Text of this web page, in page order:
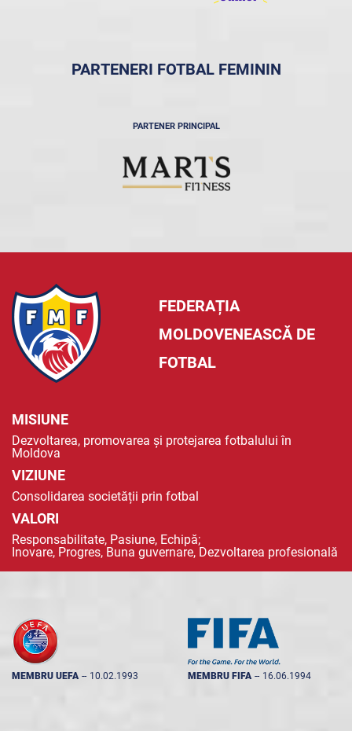
PARTENERI FOTBAL FEMININ
PARTENER PRINCIPAL
FEDERAȚIA
MOLDOVENEASCĂ DE
FOTBAL
MISIUNE
Dezvoltarea, promovarea și protejarea fotbalului în
Moldova
VIZIUNE
Consolidarea societății prin fotbal
VALORI
Responsabilitate, Pasiune, Echipă;
Inovare, Progres, Buna guvernare, Dezvoltarea profesională
MEMBRU UEFA -- 10.02.1993 MEMBRU FIFA -- 16.06.1994